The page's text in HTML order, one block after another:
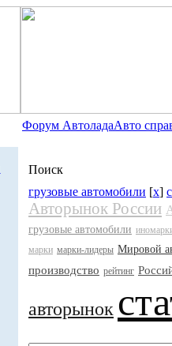
Форум АвтоладаАвто
Поиск
грузовые автомобили [x]
Авторынок России
грузовые автомобили
марки марки-лидеры Мировой
производство рейтинг
авторынок